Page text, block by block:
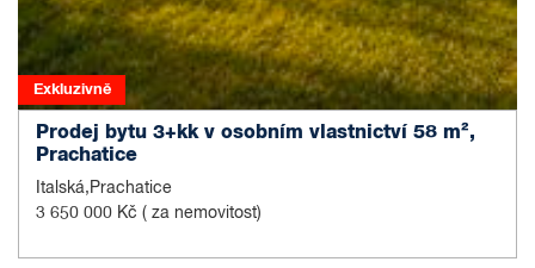
Exkluzivně
Prodej bytu 3+kk v osobním vlastnictví 58 m²,
Prachatice
Italská,Prachatice
3 650 000 Kč ( za nemovitost)